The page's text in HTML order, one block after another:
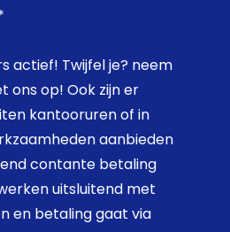
actief! Twijfel je? neem
ons op! Ook zijn er
kantooruren of in
aanbieden
contante betaling
uitsluitend met
en betaling gaat via